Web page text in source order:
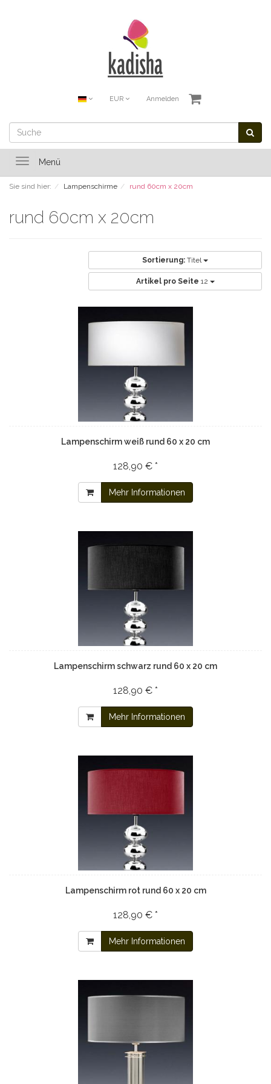
EUR Anmelden
ToggleMenü
Sie sind hier: Lampenschirme rund 60cm x 20cm
rund 60cm x 20cm
Sortierung: Titel
Artikel pro Seite 12
Lampenschirm weiß rund 60 x 20 cm
128,90 € *
Mehr Informationen
Lampenschirm schwarz rund 60 x 20 cm
128,90 € *
Mehr Informationen
Lampenschirm rot rund 60 x 20 cm
128,90 € *
Mehr Informationen